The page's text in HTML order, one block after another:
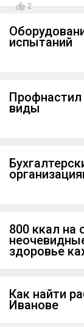
2
испытаний
Профнастил
виды
800 ккал на
здоровье
Как найти
Иванове